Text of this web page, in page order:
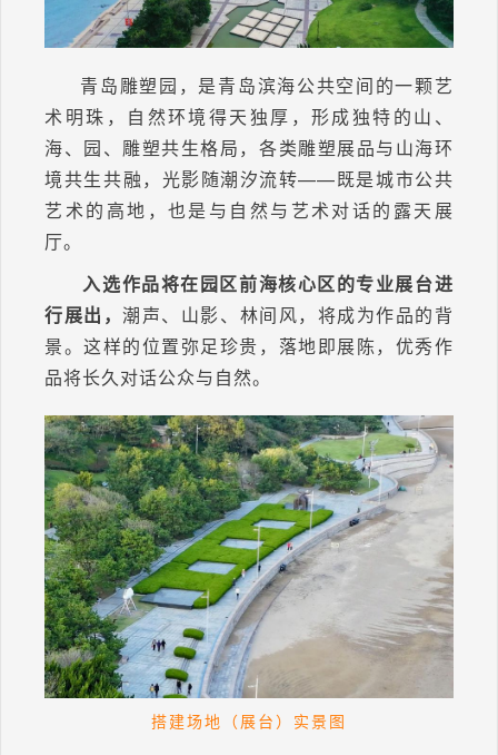
青岛雕塑园，是青岛滨海公共空间的一颗艺
术明珠，自然环境得天独厚，形成独特的山、
海、园、雕塑共生格局，各类雕塑展品与山海环
境共生共融，光影随潮汐流转——既是城市公共
艺术的高地，也是与自然与艺术对话的露天展
厅。
入选作品将在园区前海核心区的专业展台进
行展出，潮声、山影、林间风，将成为作品的背
景。这样的位置弥足珍贵，落地即展陈，优秀作
品将长久对话公众与自然。
搭建场地（展台）实景图